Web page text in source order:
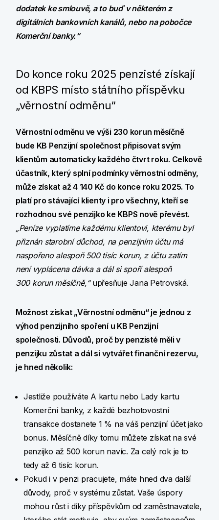
dodatek ke smlouvě, a to buď v některém z
digitálních bankovních kanálů, nebo na pobočce
Komerční banky.“
Do konce roku 2025 penzisté získají
od KBPS místo státního příspěvku
„věrnostní odměnu“
Věrnostní odměnu ve výši 230 korun měsíčně
bude KB Penzijní společnost připisovat svým
klientům automaticky každého čtvrt roku. Celkově
účastník, který splní podmínky věrnostní odměny,
může získat až 4 140 Kč do konce roku 2025. To
platí pro stávající klienty i pro všechny, kteří se
rozhodnou své penzijko ke KBPS nově převést.
„Peníze vyplatíme každému klientovi, kterému byl
přiznán starobní důchod, na penzijním účtu má
naspořeno alespoň 500 tisíc korun, z účtu zatím
není vyplácena dávka a dál si spoří alespoň
300 korun měsíčně,“upřesňuje Jana Petrovská.
Možnost získat „Věrnostní odměnu“ je jednou z
výhod penzijního spoření u KB Penzijní
společnosti. Důvodů, proč by penzisté měli v
penzijku zůstat a dál si vytvářet finanční rezervu,
je hned několik:
Jestliže používáte A kartu nebo Lady kartu
Komerční banky, z každé bezhotovostní
transakce dostanete 1 % na váš penzijní účet jako
bonus. Měsíčně díky tomu můžete získat na své
penzijko až 500 korun navíc. Za celý rok je to
tedy až 6 tisíc korun.
Pokud i v penzi pracujete, máte hned dva další
důvody, proč v systému zůstat. Vaše úspory
mohou růst i díky příspěvkům od zaměstnavatele,